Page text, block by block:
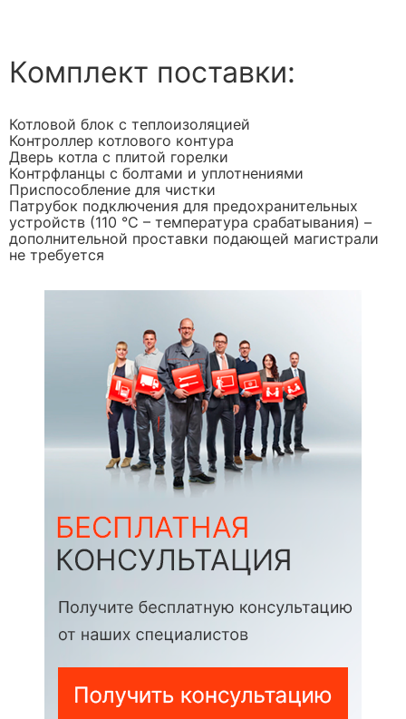
Комплект поставки:
Котловой блок с теплоизоляцией
Контроллер котлового контура
Дверь котла с плитой горелки
Контрфланцы с болтами и уплотнениями
Приспособление для чистки
Патрубок подключения для предохранительных
устройств (110 °C – температура срабатывания) –
дополнительной проставки подающей магистрали
не требуется